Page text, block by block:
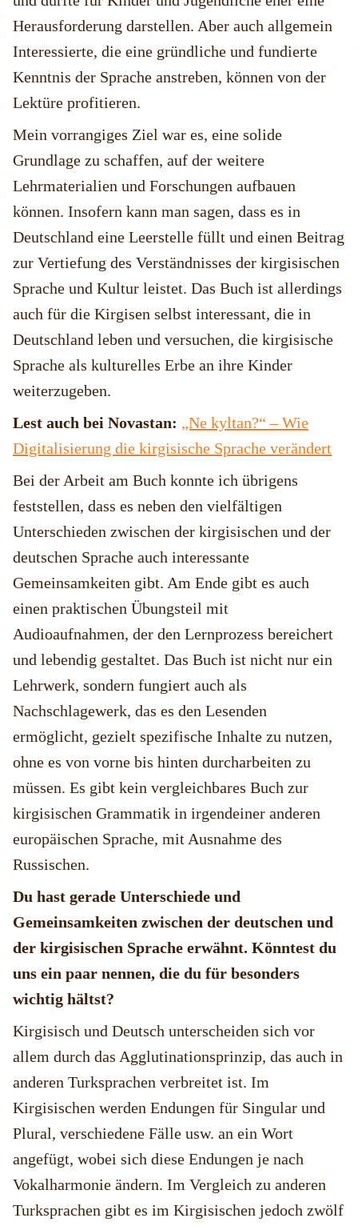
Herausforderung darstellen. Aber auch allgemein
Interessierte, die eine gründliche und fundierte
Kenntnis der Sprache anstreben, können von der
Lektüre profitieren.
Mein vorrangiges Ziel war es, eine solide
Grundlage zu schaffen, auf der weitere
Lehrmaterialien und Forschungen aufbauen
können. Insofern kann man sagen, dass es in
Deutschland eine Leerstelle füllt und einen Beitrag
zur Vertiefung des Verständnisses der kirgisischen
Sprache und Kultur leistet. Das Buch ist allerdings
auch für die Kirgisen selbst interessant, die in
Deutschland leben und versuchen, die kirgisische
Sprache als kulturelles Erbe an ihre Kinder
weiterzugeben.
Lest auch bei Novastan: „Ne kyltan?“ – Wie
Digitalisierung die kirgisische Sprache verändert
Bei der Arbeit am Buch konnte ich übrigens
feststellen, dass es neben den vielfältigen
Unterschieden zwischen der kirgisischen und der
deutschen Sprache auch interessante
Gemeinsamkeiten gibt. Am Ende gibt es auch
einen praktischen Übungsteil mit
Audioaufnahmen, der den Lernprozess bereichert
und lebendig gestaltet. Das Buch ist nicht nur ein
Lehrwerk, sondern fungiert auch als
Nachschlagewerk, das es den Lesenden
ermöglicht, gezielt spezifische Inhalte zu nutzen,
ohne es von vorne bis hinten durcharbeiten zu
müssen. Es gibt kein vergleichbares Buch zur
kirgisischen Grammatik in irgendeiner anderen
europäischen Sprache, mit Ausnahme des
Russischen.
Du hast gerade Unterschiede und
Gemeinsamkeiten zwischen der deutschen und
der kirgisischen Sprache erwähnt. Könntest du
uns ein paar nennen, die du für besonders
wichtig hältst?
Kirgisisch und Deutsch unterscheiden sich vor
allem durch das Agglutinationsprinzip, das auch in
anderen Turksprachen verbreitet ist. Im
Kirgisischen werden Endungen für Singular und
Plural, verschiedene Fälle usw. an ein Wort
angefügt, wobei sich diese Endungen je nach
Vokalharmonie ändern. Im Vergleich zu anderen
Turksprachen gibt es im Kirgisischen jedoch zwölf